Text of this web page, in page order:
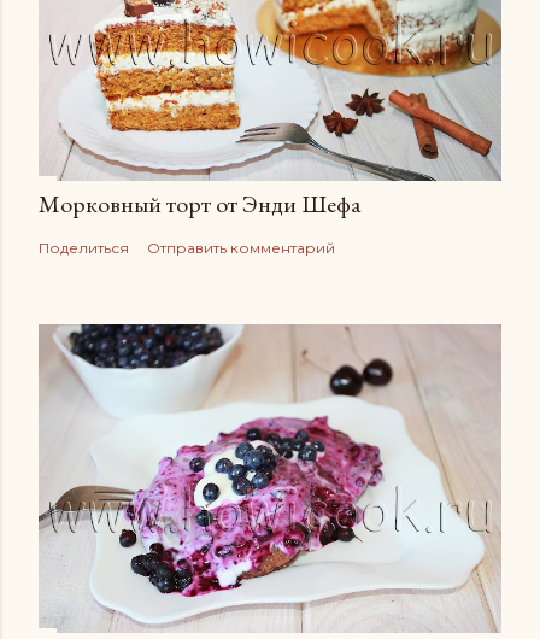
Морковный торт от Энди Шефа
Поделиться Отправить комментарий